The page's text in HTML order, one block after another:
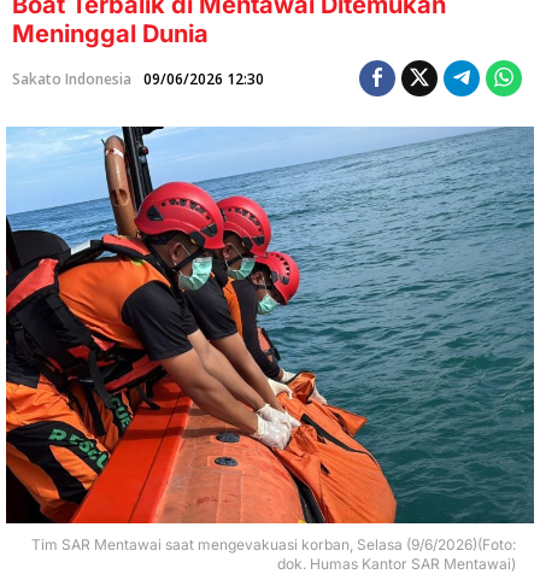
K
e
u
P
c
a
r
i
a
,
K
o
r
b
a
n
H
i
l
a
Meninggal Dunia
Sakato Indonesia 09/06/2026 12:30
Tim SAR Mentawai saat mengevakuasi korban, Selasa (9/6/2026)(Foto:
dok. Humas Kantor SAR Mentawai)